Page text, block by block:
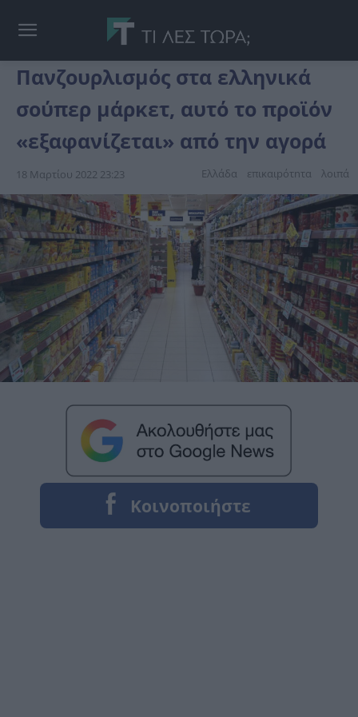
Πανζουρλισμός στα ελληνικά
σούπερ μάρκετ, αυτό το προϊόν
«εξαφανίζεται» από την αγορά
18 Μαρτίου 2022 23:23 Ελλάδα επικαιpότnτα λοιπά